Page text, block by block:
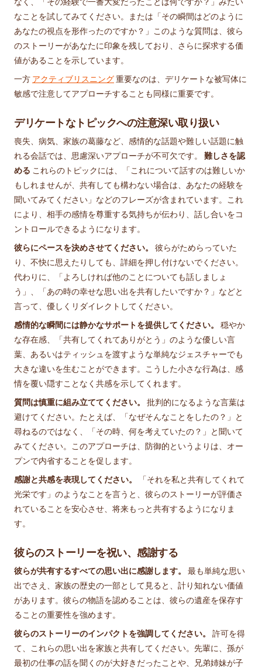
なことを試してみてください。または「その瞬間はどのように
あなたの視点を形作ったのですか？」このような質問は、彼ら
のストーリーがあなたに印象を残しており、さらに探求する価
値があることを示しています。
一方 アクティブリスニング重要なのは、デリケートな被写体に
敏感で注意してアプローチすることも同様に重要です。
デリケートなトピックへの注意深い取り扱い
喪失、病気、家族の葛藤など、感情的な話題や難しい話題に触
れる会話では、思慮深いアプローチが不可欠です。 難しさを認
める これらのトピックには、「これについて話すのは難しいか
もしれませんが、共有しても構わない場合は、あなたの経験を
聞いてみてください」などのフレーズが含まれています。これ
により、相手の感情を尊重する気持ちが伝わり、話し合いをコ
ントロールできるようになります。
彼らにペースを決めさせてください。
彼らがためらっていた
り、不快に思えたりしても、詳細を押し付けないでください。
代わりに、「よろしければ他のことについても話しましょ
う」、「あの時の幸せな思い出を共有したいですか？」などと
言って、優しくリダイレクトしてください。
感情的な瞬間には静かなサポートを提供してください。
穏やか
な存在感、「共有してくれてありがとう」のような優しい言
葉、あるいはティッシュを渡すような単純なジェスチャーでも
大きな違いを生むことができます。こうした小さな行為は、感
情を覆い隠すことなく共感を示してくれます。
質問は慎重に組み立ててください。
批判的になるような言葉は
避けてください。たとえば、「なぜそんなことをしたの？」と
尋ねるのではなく、「その時、何を考えていたの？」と聞いて
みてください。このアプローチは、防御的というよりは、オー
プンで内省することを促します。
感謝と共感を表現してください。
「それを私と共有してくれて
光栄です」のようなことを言うと、彼らのストーリーが評価さ
れていることを安心させ、将来もっと共有するようになりま
す。
彼らのストーリーを祝い、感謝する
彼らが共有するすべての思い出に感謝します。
最も単純な思い
出でさえ、家族の歴史の一部として見ると、計り知れない価値
があります。彼らの物語を認めることは、彼らの遺産を保存す
ることの重要性を強めます。
彼らのストーリーのインパクトを強調してください。
許可を得
て、これらの思い出を家族と共有してください。先輩に、孫が
最初の仕事の話を聞くのが大好きだったことや、兄弟姉妹が子